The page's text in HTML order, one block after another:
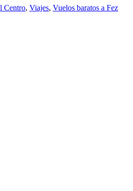
Centro, Viajes, Vuelos baratos a Fez